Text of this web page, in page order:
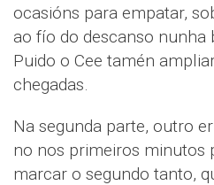
ocasións para empatar,
ao fío do descanso nunha
Puido o Cee tamén
chegadas.
Na segunda parte, outro
no nos primeiros minutos
marcar o segundo tanto,